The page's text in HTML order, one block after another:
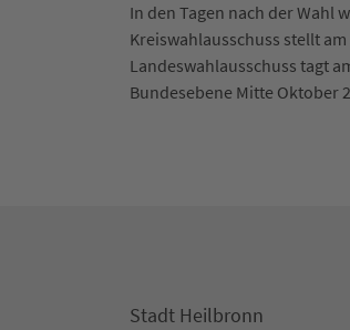
In den Tagen nach der Wahl
Kreiswahlausschuss stellt
Landeswahlausschuss tagt
Bundesebene Mitte Oktober
Stadt Heilbronn